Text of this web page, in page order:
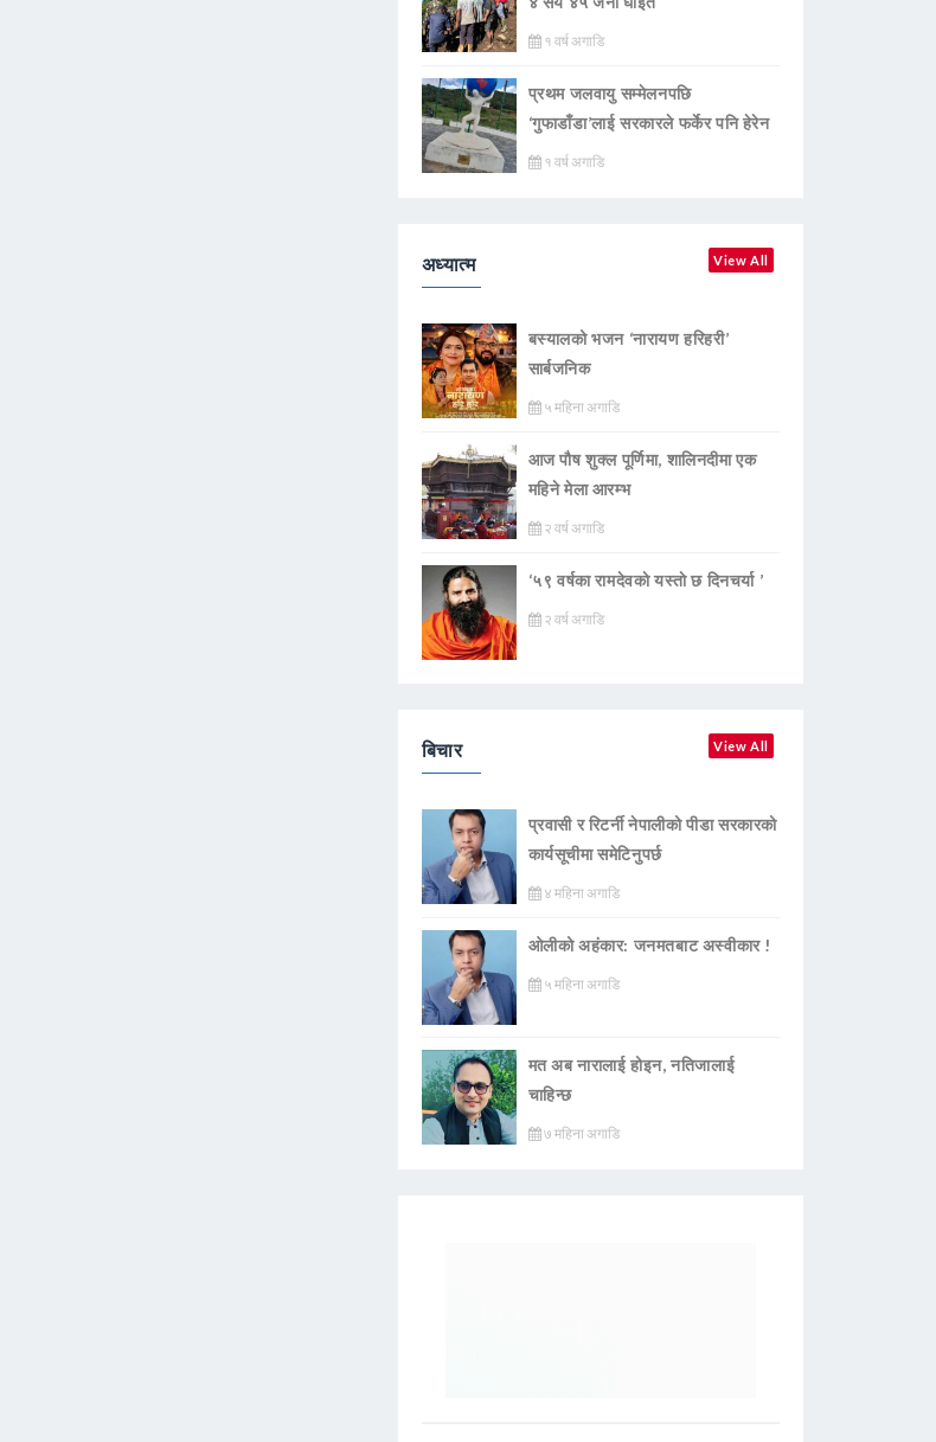
१ वर्ष अगाडि
प्रथम जलवायु सम्मेलनपछि
‘गुफाडाँडा’लाई सरकारले फर्केर पनि हेरेन
१ वर्ष अगाडि
अध्यात्म View All
बस्यालको भजन ‘नारायण हरिहरी’
सार्बजनिक
५ महिना अगाडि
आज पौष शुक्ल पूर्णिमा, शालिनदीमा एक
महिने मेला आरम्भ
२ वर्ष अगाडि
‘५९ वर्षका रामदेवकाे यस्ताे छ दिनचर्या ’
२ वर्ष अगाडि
बिचार View All
प्रवासी र रिटर्नी नेपालीको पीडा सरकारको
कार्यसूचीमा समेटिनुपर्छ
४ महिना अगाडि
ओलीको अहंकार: जनमतबाट अस्वीकार !
५ महिना अगाडि
मत अब नारालाई होइन, नतिजालाई
चाहिन्छ
७ महिना अगाडि